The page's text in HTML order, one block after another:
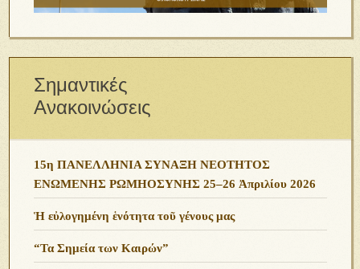
Σημαντικές
Ανακοινώσεις
15η ΠΑΝΕΛΛΗΝΙΑ ΣΥΝΑΞΗ ΝΕΟΤΗΤΟΣ
ΕΝΩΜΕΝΗΣ ΡΩΜΗΟΣΥΝΗΣ 25–26 Ἀπριλίου 2026
Ἡ εὐλογημένη ἑνότητα τοῦ γένους μας
“Τα Σημεία των Καιρών”